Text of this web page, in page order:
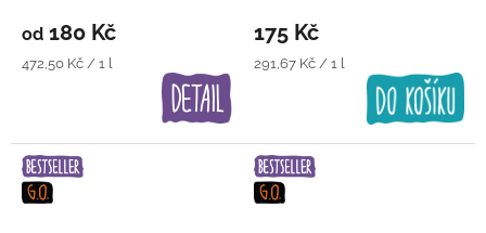
od 180 Kč
Měrná
472,50 Kč / 1 l
175 Kč
Měrná
291,67 Kč / 1 l